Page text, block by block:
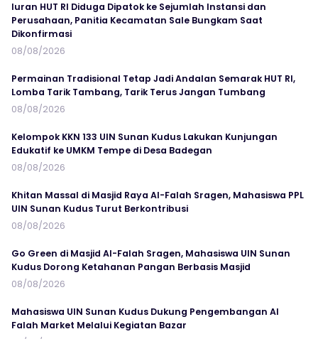
Iuran HUT RI Diduga Dipatok ke Sejumlah Instansi dan
Perusahaan, Panitia Kecamatan Sale Bungkam Saat
Dikonfirmasi
08/08/2026
Permainan Tradisional Tetap Jadi Andalan Semarak HUT RI,
Lomba Tarik Tambang, Tarik Terus Jangan Tumbang
08/08/2026
Kelompok KKN 133 UIN Sunan Kudus Lakukan Kunjungan
Edukatif ke UMKM Tempe di Desa Badegan
08/08/2026
Khitan Massal di Masjid Raya Al-Falah Sragen, Mahasiswa PPL
UIN Sunan Kudus Turut Berkontribusi
08/08/2026
Go Green di Masjid Al-Falah Sragen, Mahasiswa UIN Sunan
Kudus Dorong Ketahanan Pangan Berbasis Masjid
08/08/2026
Mahasiswa UIN Sunan Kudus Dukung Pengembangan Al
Falah Market Melalui Kegiatan Bazar